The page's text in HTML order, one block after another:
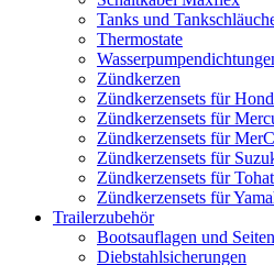
Tanks und
Thermostate
Zündkerzen
Zündkerzensets für
Zündkerzensets für
Zündkerzensets für
Zündkerzensets für
Zündkerzensets für
Zündkerzensets für
Trailerzubehör
Bootsauflagen und
Diebstahlsicherungen